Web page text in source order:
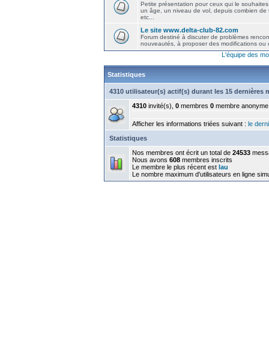
Petite présentation pour ceux qui le
un âge, un niveau de vol, depuis combien de
etc...
Le site www.delta-club-82.com
Forum destiné à discuter de problèmes
nouveautés, à proposer des modifications ou
L'équipe des
Statistiques
4310 utilisateur(s) actif(s) durant les 15 dernières
4310 invité(s), 0 membres 0 membre anonyme
Afficher les informations triées suivant : le
Statistiques
Nos membres ont écrit un total de 24533
Nous avons 608 membres inscrits
Le membre le plus récent est lau
Le nombre maximum d'utilisateurs en ligne